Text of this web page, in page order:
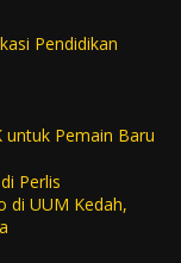
Pendidikan
untuk Pemain Baru
Perlis
di UUM Kedah,